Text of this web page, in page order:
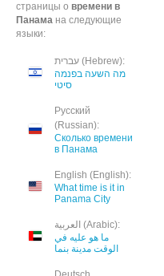
страницы о времени в
Панама на следующие
языки:
עברית (Hebrew):
מה השעה בפנמה
סיטי
Русский
(Russian):
Сколько времени
в Панама
English (English):
What time is it in
Panama City
العربية (Arabic):
ما هو عليه في
الوقت مدينة بنما